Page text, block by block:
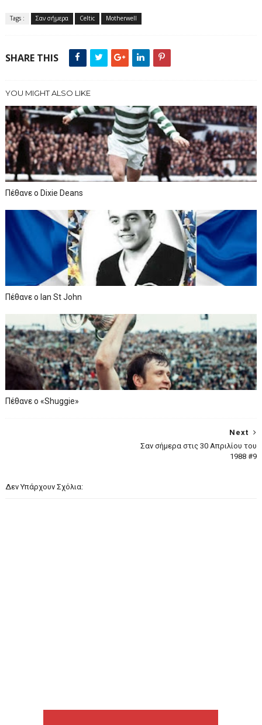
Tags : Σαν σήμερα Celtic Motherwell
SHARE THIS
YOU MIGHT ALSO LIKE
Πέθανε ο Dixie Deans
Πέθανε ο Ian St John
Πέθανε ο «Shuggie»
Next
Σαν σήμερα στις 30 Απριλίου του
1988 #9
Δεν Υπάρχουν Σχόλια: